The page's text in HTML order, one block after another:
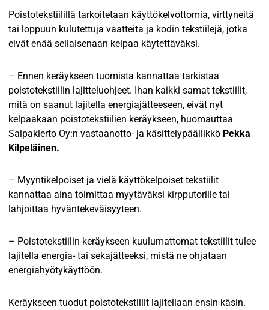
Poistotekstiilillä tarkoitetaan käyttökelvottomia, virttyneitä
tai loppuun kulutettuja vaatteita ja kodin tekstiilejä, jotka
eivät enää sellaisenaan kelpaa käytettäväksi.
– Ennen keräykseen tuomista kannattaa tarkistaa
poistotekstiilin lajitteluohjeet. Ihan kaikki samat tekstiilit,
mitä on saanut lajitella energiajätteeseen, eivät nyt
kelpaakaan poistotekstiilien keräykseen, huomauttaa
Salpakierto Oy:n vastaanotto- ja käsittelypäällikkö Pekka
Kilpeläinen.
– Myyntikelpoiset ja vielä käyttökelpoiset tekstiilit
kannattaa aina toimittaa myytäväksi kirpputorille tai
lahjoittaa hyväntekeväisyyteen.
– Poistotekstiilin keräykseen kuulumattomat tekstiilit tulee
lajitella energia- tai sekajätteeksi, mistä ne ohjataan
energiahyötykäyttöön.
Keräykseen tuodut poistotekstiilit lajitellaan ensin käsin.